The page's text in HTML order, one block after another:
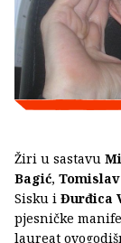
Žiri u sastavu
Bagić,
Sisku i Đurđica
pjesničke
laureat